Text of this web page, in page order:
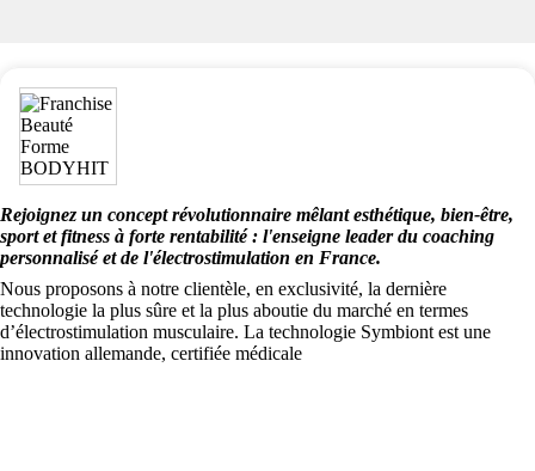
Rejoignez un concept révolutionnaire mêlant esthétique, bien-être,
sport et fitness à forte rentabilité : l'enseigne leader du coaching
personnalisé et de l'électrostimulation en France.
Nous proposons à notre clientèle, en exclusivité, la dernière
technologie la plus sûre et la plus aboutie du marché en termes
d’électrostimulation musculaire. La technologie Symbiont est une
innovation allemande, certifiée médicale